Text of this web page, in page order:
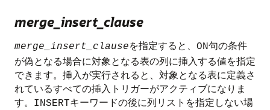
merge_insert_clause
merge_insert_clauseを指定すると、 ON句の条件
が偽となる場合に対象となる表の列に挿入する値を指定
できます。挿入が実行されると、対象となる表に定義さ
れているすべての挿入トリガーがアクティブになりま
す。
INSERTキーワードの後に列リストを指定しない場